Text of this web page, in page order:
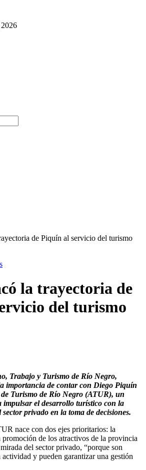
de Piquín al servicio del turismo
la trayectoria de
del turismo
Trabajo y Turismo de Río Negro,
importancia de contar con Diego Piquín
Turismo de Río Negro (ATUR), un
impulsar el desarrollo turístico con la
privado en la toma de decisiones.
nace con dos ejes prioritarios: la
de los atractivos de la provincia
del sector privado, “porque son
actividad y pueden garantizar una gestión